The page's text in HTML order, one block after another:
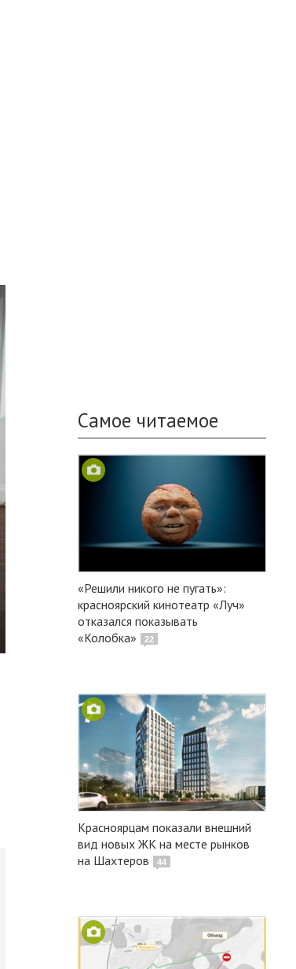
Самое читаемое
«Решили никого не пугать»:
красноярский кинотеатр «Луч»
отказался показывать
«Колобка»
22
Красноярцам показали внешний
вид новых ЖК на месте рынков
на Шахтеров
44